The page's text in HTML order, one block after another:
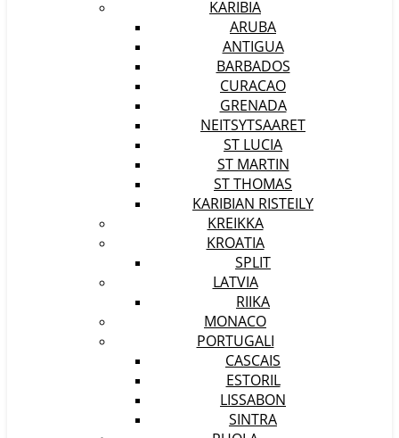
KARIBIA
ARUBA
ANTIGUA
BARBADOS
CURACAO
GRENADA
NEITSYTSAARET
ST LUCIA
ST MARTIN
ST THOMAS
KARIBIAN RISTEILY
KREIKKA
KROATIA
SPLIT
LATVIA
RIIKA
MONACO
PORTUGALI
CASCAIS
ESTORIL
LISSABON
SINTRA